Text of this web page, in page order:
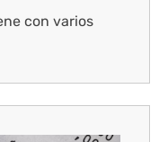
con varios